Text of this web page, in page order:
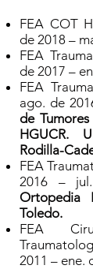
FEA COT
de 2018 –
FEA
de 2017 –
FEA
ago. de
de
HGUCR.
Rodilla-
FEA
2016 –
Ortopedia
Toledo.
FEA
2011 – ene.